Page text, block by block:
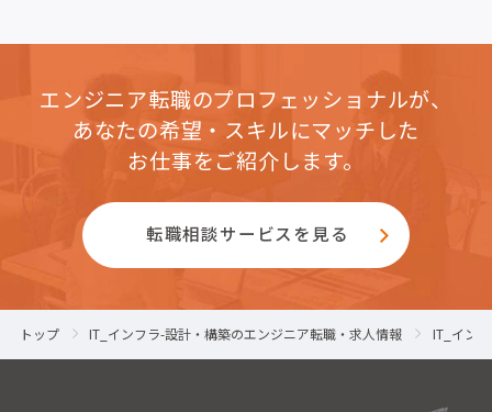
エンジニア転職のプロフェッショナルが、
あなたの希望・スキルにマッチした
お仕事をご紹介します。
転職相談サービスを見る
トップ IT_インフラ-設計・構築のエンジニア転職・求人情報 IT_イン